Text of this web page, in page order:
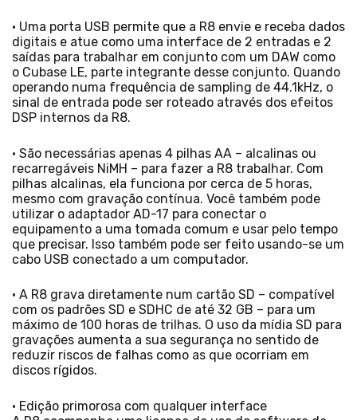
• Uma porta USB permite que a R8 envie e receba dados
digitais e atue como uma interface de 2 entradas e 2
saídas para trabalhar em conjunto com um DAW como
o Cubase LE, parte integrante desse conjunto. Quando
operando numa frequência de sampling de 44.1kHz, o
sinal de entrada pode ser roteado através dos efeitos
DSP internos da R8.
• São necessárias apenas 4 pilhas AA – alcalinas ou
recarregáveis NiMH – para fazer a R8 trabalhar. Com
pilhas alcalinas, ela funciona por cerca de 5 horas,
mesmo com gravação contínua. Você também pode
utilizar o adaptador AD-17 para conectar o
equipamento a uma tomada comum e usar pelo tempo
que precisar. Isso também pode ser feito usando-se um
cabo USB conectado a um computador.
• A R8 grava diretamente num cartão SD – compatível
com os padrões SD e SDHC de até 32 GB – para um
máximo de 100 horas de trilhas. O uso da mídia SD para
gravações aumenta a sua segurança no sentido de
reduzir riscos de falhas como as que ocorriam em
discos rígidos.
• Edição primorosa com qualquer interface